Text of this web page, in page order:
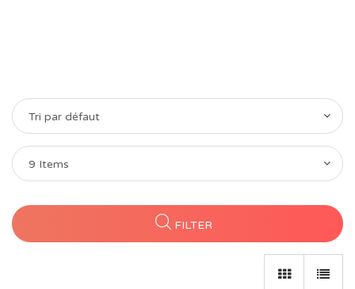
Tri par défaut
9 Items
FILTER